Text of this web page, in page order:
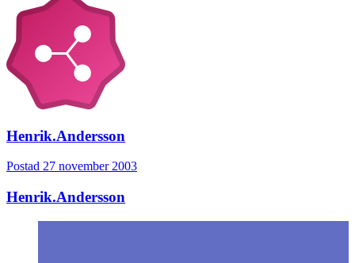
Henrik.Andersson
Postad 27 november 2003
Henrik.Andersson